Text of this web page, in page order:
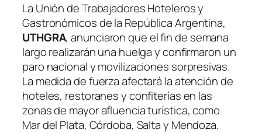
La Unión de Trabajadores Hoteleros y
Gastronómicos de la República Argentina,
UTHGRA, anunciaron que el fin de semana
largo realizarán una huelga y confirmaron un
paro nacional y movilizaciones sorpresivas.
La medida de fuerza afectará la atención de
hoteles, restoranes y confiterías en las
zonas de mayor afluencia turística, como
Mar del Plata, Córdoba, Salta y Mendoza.